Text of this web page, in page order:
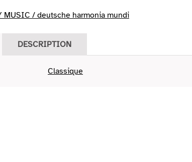
MUSIC / deutsche harmonia mundi
DESCRIPTION
Classique